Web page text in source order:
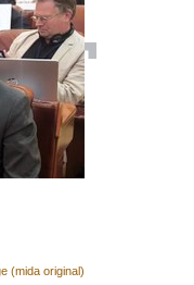
(mida original)